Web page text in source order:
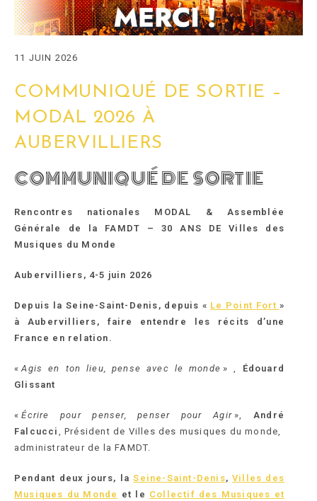
11 JUIN 2026
COMMUNIQUÉ DE SORTIE –
MODAL 2026 À
AUBERVILLIERS
COMMUNIQUÉ DE SORTIE
Rencontres nationales MODAL & Assemblée
Générale de la FAMDT –30 ANS DE Villes des
Musiques du Monde
Aubervilliers, 4-5 juin 2026
Depuis la Seine-Saint-Denis, depuis « Le Point Fort »
à Aubervilliers, faire entendre les récits d’une
France en relation.
«Agis en ton lieu, pense avec le monde » , Édouard
Glissant
«Écrire pour penser, penser pour Agir», André
Falcucci
, Président de Villes des musiques du monde,
administrateur de la FAMDT.
Pendant deux jours, laSeine-Saint-Denis,Villes des
Musiques du Monde et le Collectif des Musiques et